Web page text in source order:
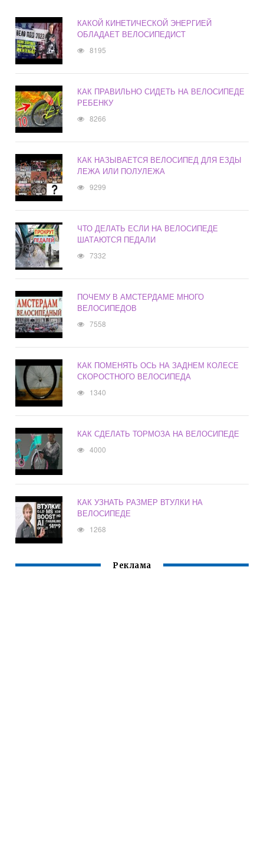
КАКОЙ КИНЕТИЧЕСКОЙ ЭНЕРГИЕЙ
ОБЛАДАЕТ ВЕЛОСИПЕДИСТ
8195
КАК ПРАВИЛЬНО СИДЕТЬ НА ВЕЛОСИПЕДЕ
РЕБЕНКУ
8266
КАК НАЗЫВАЕТСЯ ВЕЛОСИПЕД ДЛЯ ЕЗДЫ
ЛЕЖА ИЛИ ПОЛУЛЕЖА
9299
ЧТО ДЕЛАТЬ ЕСЛИ НА ВЕЛОСИПЕДЕ
ШАТАЮТСЯ ПЕДАЛИ
7332
ПОЧЕМУ В АМСТЕРДАМЕ МНОГО
ВЕЛОСИПЕДОВ
7558
КАК ПОМЕНЯТЬ ОСЬ НА ЗАДНЕМ КОЛЕСЕ
СКОРОСТНОГО ВЕЛОСИПЕДА
1340
КАК СДЕЛАТЬ ТОРМОЗА НА ВЕЛОСИПЕДЕ
4000
КАК УЗНАТЬ РАЗМЕР ВТУЛКИ НА
ВЕЛОСИПЕДЕ
1268
Реклама